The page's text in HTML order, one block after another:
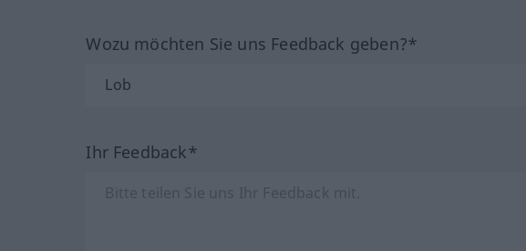
Wozu möchten Sie uns Feedback geben?*
Ihr Feedback*